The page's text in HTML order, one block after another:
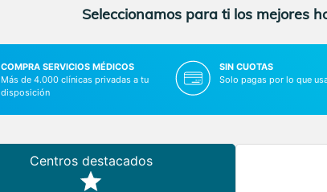
Seleccionamos para ti los mejores
COMPRA SERVICIOS MÉDICOS
Más de 4.000 clínicas privadas a tu
disposición
SIN CUOTAS
Solo pagas por lo que
Centros destacados